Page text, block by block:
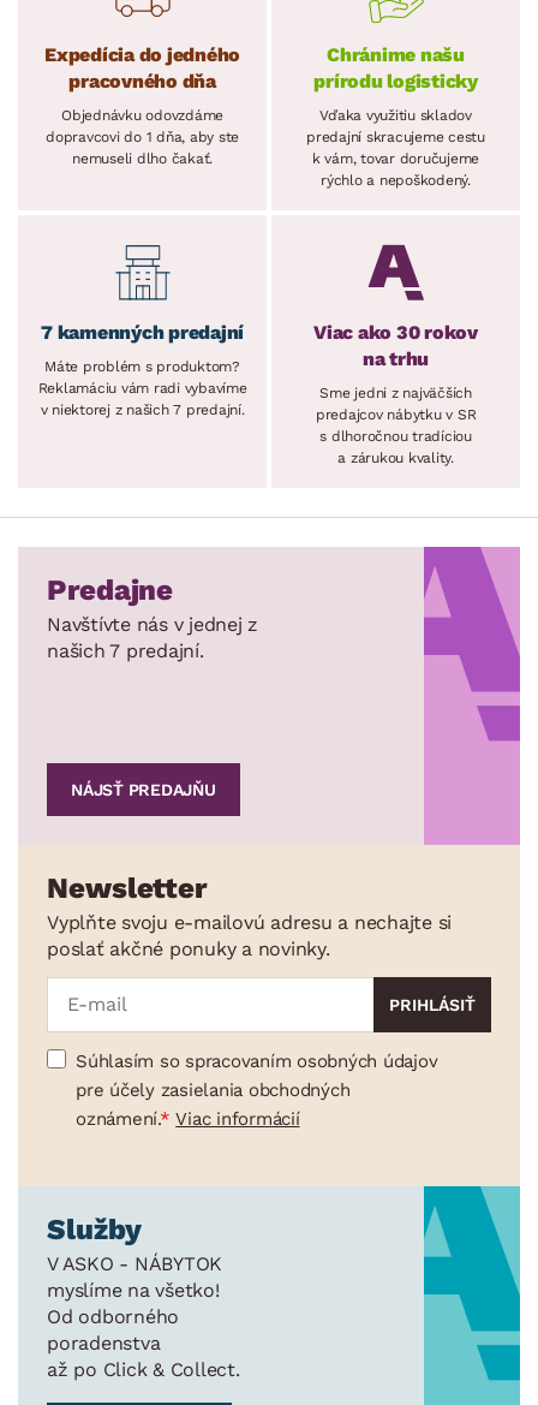
Expedícia do jedného
pracovného dňa
Objednávku odovzdáme
dopravcovi do 1 dňa, aby ste
nemuseli dlho čakať.
Chránime našu
prírodu logisticky
Vďaka využitiu skladov
predajní skracujeme cestu
k vám, tovar doručujeme
rýchlo a nepoškodený.
7 kamenných predajní
Máte problém s produktom?
Reklamáciu vám radi vybavíme
v niektorej z našich 7 predajní.
Viac ako 30 rokov
na trhu
Sme jedni z najväčších
predajcov nábytku v SR
s dlhoročnou tradíciou
a zárukou kvality.
Predajne
Navštívte nás v jednej z
našich 7 predajní.
NÁJSŤ PREDAJŇU
Newsletter
Vyplňte svoju e-mailovú adresu a nechajte si
poslať akčné ponuky a novinky.
Súhlasím so spracovaním osobných údajov
pre účely zasielania obchodných
oznámení.
Viac informácií
Služby
V ASKO - NÁBYTOK
myslíme na všetko!
Od odborného
poradenstva
až po Click & Collect.